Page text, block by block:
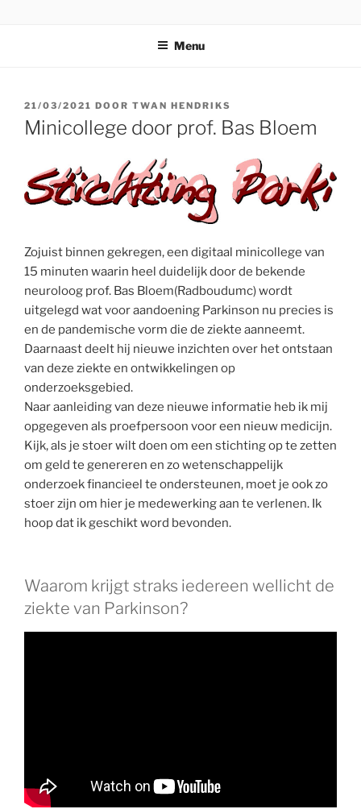
Menu
GEPLAATST
OP
21/03/2021 DOOR TWAN HENDRIKS
Minicollege door prof. Bas Bloem
Zojuist binnen gekregen, een digitaal minicollege van
15 minuten waarin heel duidelijk door de bekende
neuroloog prof. Bas Bloem(Radboudumc) wordt
uitgelegd wat voor aandoening Parkinson nu precies is
en de pandemische vorm die de ziekte aanneemt.
Daarnaast deelt hij nieuwe inzichten over het ontstaan
van deze ziekte en ontwikkelingen op
onderzoeksgebied.
Naar aanleiding van deze nieuwe informatie heb ik mij
opgegeven als proefpersoon voor een nieuw medicijn.
Kijk, als je stoer wilt doen om een stichting op te zetten
om geld te genereren en zo wetenschappelijk
onderzoek financieel te ondersteunen, moet je ook zo
stoer zijn om hier je medewerking aan te verlenen. Ik
hoop dat ik geschikt word bevonden.
Waarom krijgt straks iedereen wellicht de
ziekte van Parkinson?